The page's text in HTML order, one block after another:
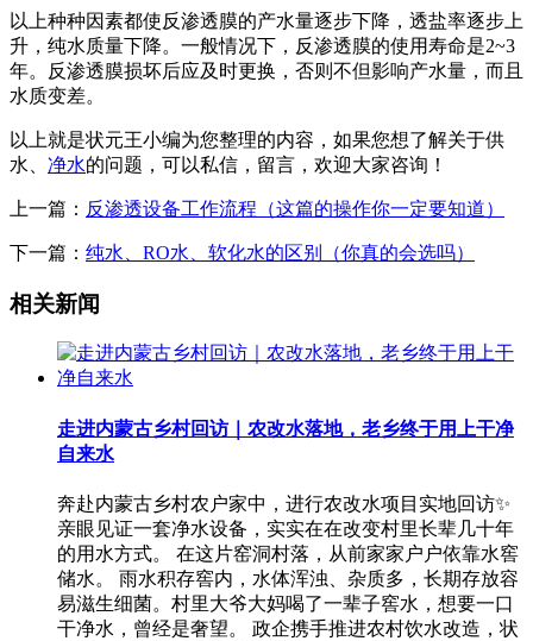
以上种种因素都使反渗透膜的产水量逐步下降，透盐率逐步上
升，纯水质量下降。一般情况下，反渗透膜的使用寿命是2~3
年。反渗透膜损坏后应及时更换，否则不但影响产水量，而且
水质变差。
以上就是状元王小编为您整理的内容，如果您想了解关于供
水、 净水的问题，可以私信，留言，欢迎大家咨询！
上一篇： 反渗透设备工作流程（这篇的操作你一定要知道）
下一篇： 纯水、RO水、软化水的区别（你真的会选吗）
相关新闻
走进内蒙古乡村回访｜农改水落地，老乡终于用上干净
自来水
奔赴内蒙古乡村农户家中，进行农改水项目实地回访✨
亲眼见证一套净水设备，实实在在改变村里长辈几十年
的用水方式。 在这片窑洞村落，从前家家户户依靠水窖
储水。 雨水积存窖内，水体浑浊、杂质多，长期存放容
易滋生细菌。村里大爷大妈喝了一辈子窖水，想要一口
干净水，曾经是奢望。 政企携手推进农村饮水改造，状